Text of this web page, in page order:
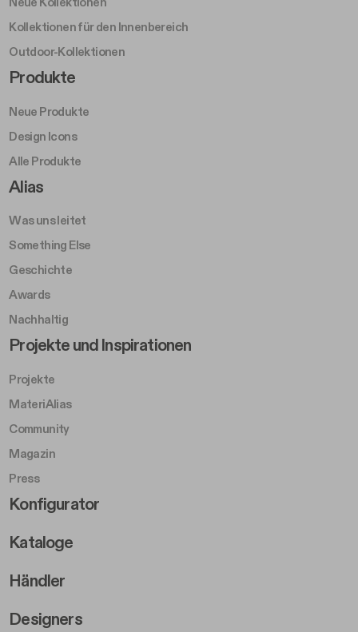
Kollektionen für den Innenbereich
Outdoor-Kollektionen
Footer Right Middle A
Produkte
Neue Produkte
Design Icons
Alle Produkte
Footer Right A
Alias
Was uns leitet
Something Else
Geschichte
Awards
Nachhaltig
Footer Left Middle B
Projekte und Inspirationen
Projekte
MateriAlias
Community
Magazin
Press
Footer Right Middle B
Konfigurator
Kataloge
Händler
Designers